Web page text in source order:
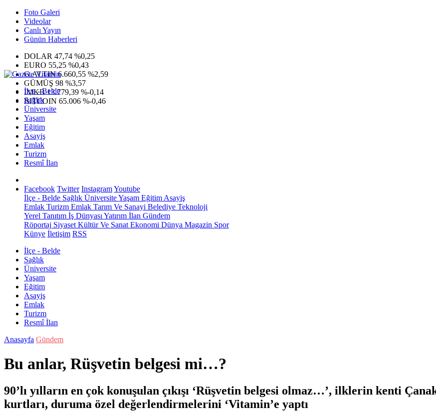
Foto Galeri
Videolar
Canlı Yayın
Günün Haberleri
DOLAR 47,74 %0,25
EURO 55,25 %0,43
G.ALTIN6.660,55 %2,59
GÜMÜŞ 98 %3,57
IMKB13.779,39 %-0,14
BITCOIN 65.006 %-0,46
İlçe - Belde
Sağlık
Üniversite
Yaşam
Eğitim
Asayiş
Emlak
Turizm
Resmî İlan
Facebook Twitter InstagramYoutube
İlçe - Belde Sağlık ÜniversiteYaşam Eğitim Asayiş
Emlak Turizm Emlak Tarım Ve Sanayi Belediye Teknoloji
Yerel Tanıtım İş Dünyası Yatırım İlan Gündem
Röportaj Siyaset Kültür Ve Sanat Ekonomi Dünya Magazin Spor
Künye İletişim RSS
İlçe - Belde
Sağlık
Üniversite
Yaşam
Eğitim
Asayiş
Emlak
Turizm
Resmî İlan
Anasayfa Gündem
Bu anlar, Rüşvetin belgesi mi…?
90’lı yılların en çok konuşulan çıkışı ‘Rüşvetin belgesi olmaz…’, ilklerin kenti
kurtları, duruma özel değerlendirmelerini ‘Vitamin’e yaptı